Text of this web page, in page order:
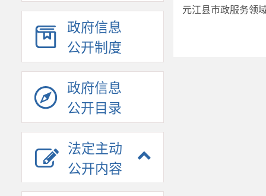
政府信息
公开制度
政府信息
公开目录
法定主动
公开内容
元江县市政服务领